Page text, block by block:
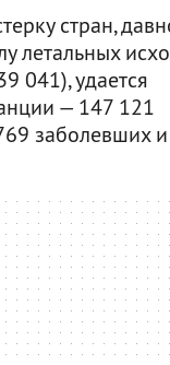
стран,
летальных
041), удается
— 147 121
заболевших